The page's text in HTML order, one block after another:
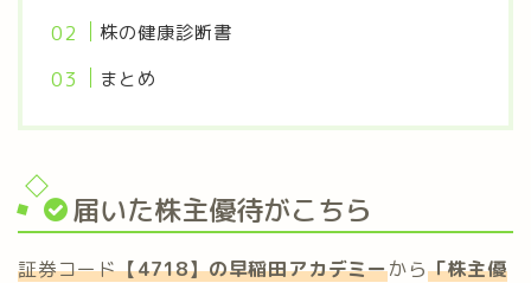
株の健康診断書
まとめ
届いた株主優待がこちら
証券コード【4718】の早稲田アカデミーから「株主優